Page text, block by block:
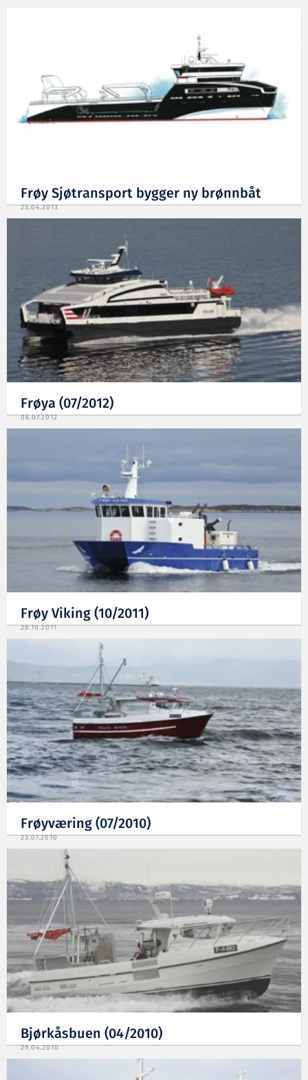
Frøy Sjøtransport bygger ny brønnbåt
23.04.2013
Frøya (07/2012)
06.07.2012
Frøy Viking (10/2011)
28.10.2011
Frøyværing (07/2010)
23.07.2010
Bjørkåsbuen (04/2010)
29.04.2010